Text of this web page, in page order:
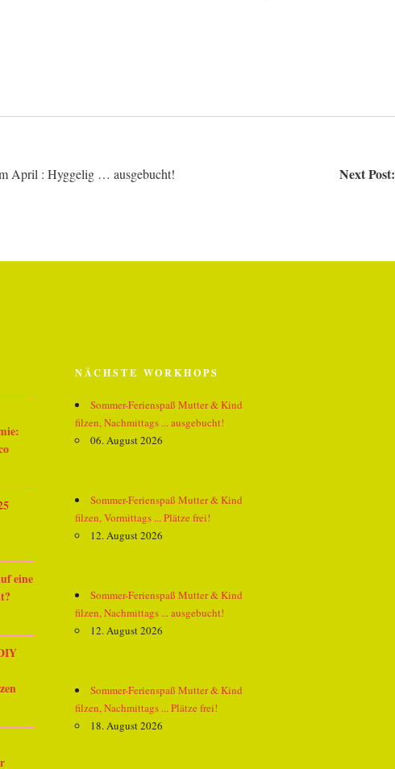
Next Post:
April : Hyggelig … ausgebucht!
eine
NÄCHSTE WORKHOPS
Sommer-Ferienspaß Mutter & Kind
filzen, Nachmittags ... ausgebucht!
06. August 2026
Sommer-Ferienspaß Mutter & Kind
filzen, Vormittags ... Plätze frei!
12. August 2026
Sommer-Ferienspaß Mutter & Kind
filzen, Nachmittags ... ausgebucht!
12. August 2026
Sommer-Ferienspaß Mutter & Kind
filzen, Nachmittags ... Plätze frei!
18. August 2026